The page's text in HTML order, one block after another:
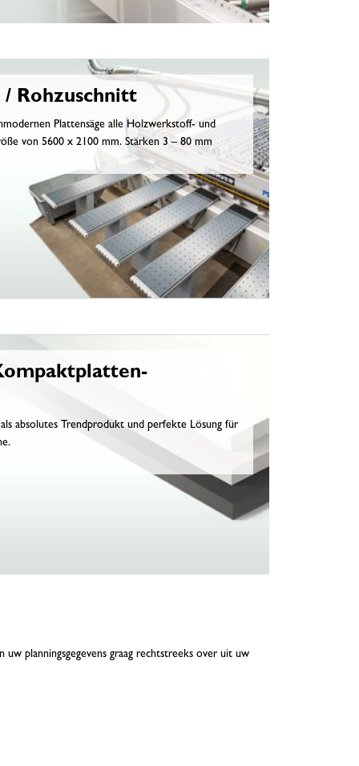
Rohzuschnitt
Plattensäge alle Holzwerkstoff- und
von 5600 x 2100 mm. Stärken 3 – 80 mm
absolutes Trendprodukt und perfekte Lösung für
planningsgegevens graag rechtstreeks over uit uw